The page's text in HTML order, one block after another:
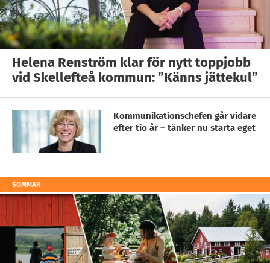
Helena Renström klar för nytt toppjobb
vid Skellefteå kommun: ”Känns jättekul”
Kommunikationschefen går vidare
efter tio år – tänker nu starta eget
SOMMAR